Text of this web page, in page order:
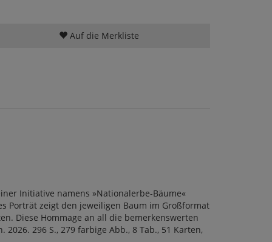
Auf die Merkliste
Initiative namens »Nationalerbe-Bäume«
Porträt zeigt den jeweiligen Baum im Großformat
Diese Hommage an all die bemerkenswerten
296 S., 279 farbige Abb., 8 Tab., 51 Karten,